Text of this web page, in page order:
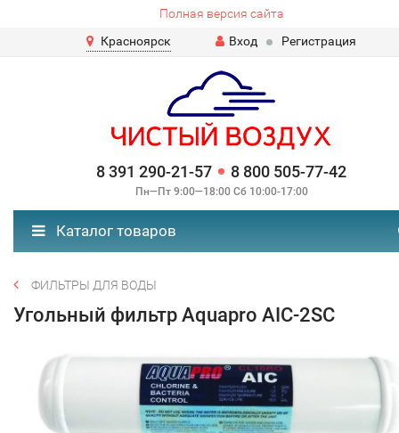
Полная версия сайта
Красноярск
Вход Регистрация
8 391 290-21-57 8 800 505-77-42
Пн—Пт 9:00—18:00 Сб 10:00-17:00
Каталог товаров
ФИЛЬТРЫ ДЛЯ ВОДЫ
Угольный фильтр Aquapro AIC-2SC